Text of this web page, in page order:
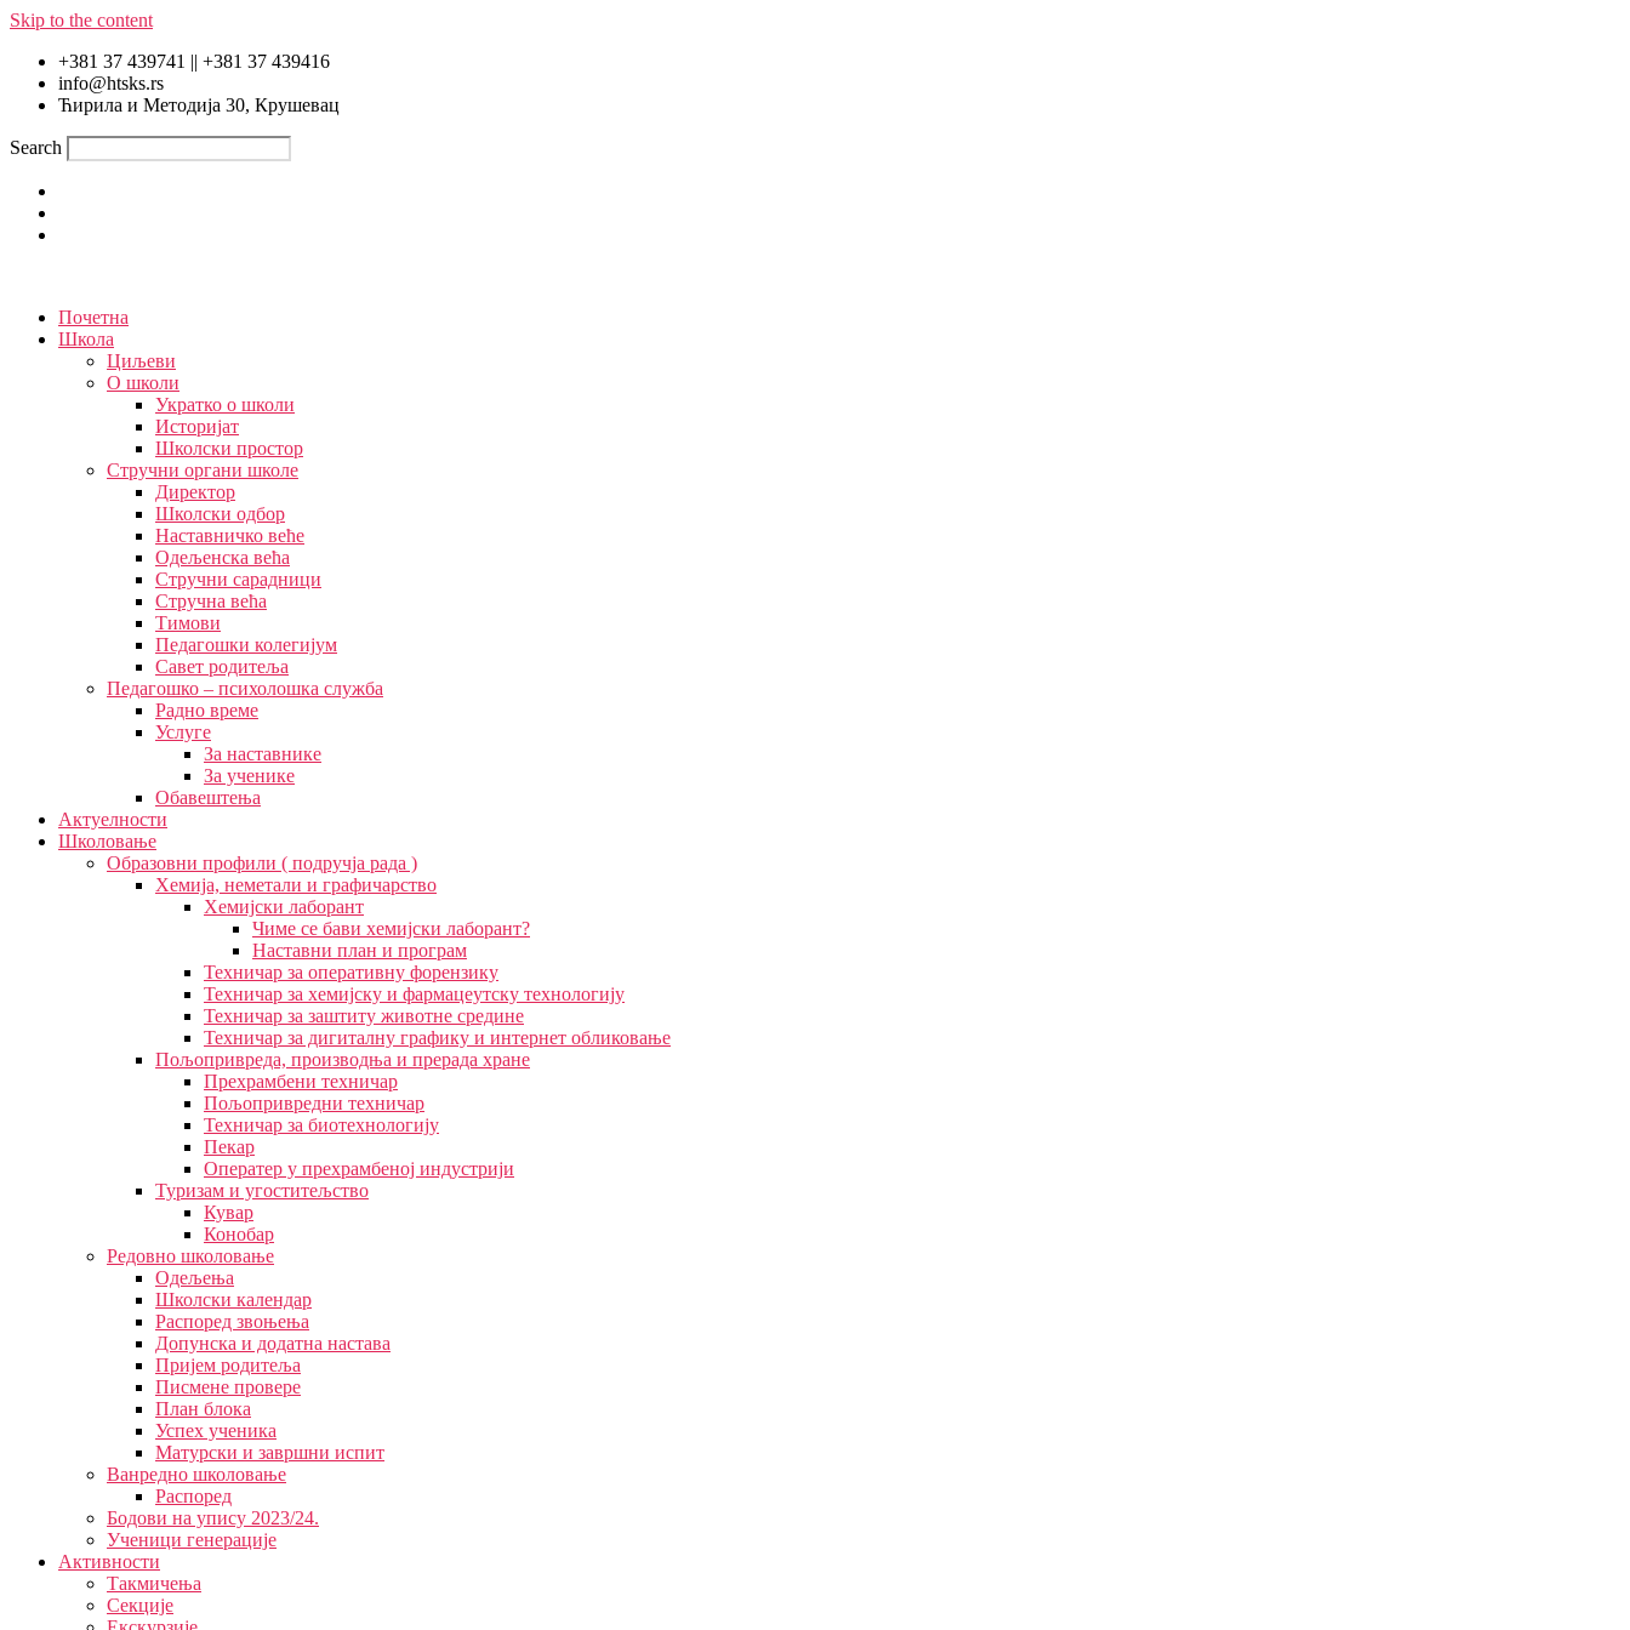
Skip to the content
+381 37 439741 || +381 37 439416
info@htsks.rs
Ћирила и Методија 30, Крушевац
Search
Почетна
Школа
Циљеви
О школи
Укратко о школи
Историјат
Школски простор
Стручни органи школе
Директор
Школски одбор
Наставничко веће
Одељенска већа
Стручни сарадници
Стручна већа
Тимови
Педагошки колегијум
Савет родитеља
Педагошко – психолошка служба
Радно време
Услуге
За наставнике
За ученике
Обавештења
Актуелности
Школовање
Образовни профили ( подручја рада )
Хемија, неметали и графичарство
Хемијски лаборант
Чиме се бави хемијски лаборант?
Наставни план и програм
Техничар за оперативну форензику
Техничар за хемијску и фармацеутску технологију
Техничар за заштиту животне средине
Техничар за дигиталну графику и интернет обликовање
Пољопривреда, производња и прерада хране
Прехрамбени техничар
Пољопривредни техничар
Техничар за биотехнологију
Пекар
Оператер у прехрамбеној индустрији
Туризам и угоститељство
Кувар
Конобар
Редовно школовање
Одељења
Школски календар
Распоред звоњења
Допунска и додатна настава
Пријем родитеља
Писмене провере
План блока
Успех ученика
Матурски и завршни испит
Ванредно школовање
Распоред
Бодови на упису 2023/24.
Ученици генерације
Активности
Такмичења
Секције